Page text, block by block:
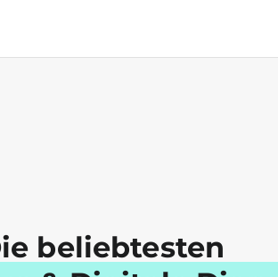
beliebtesten